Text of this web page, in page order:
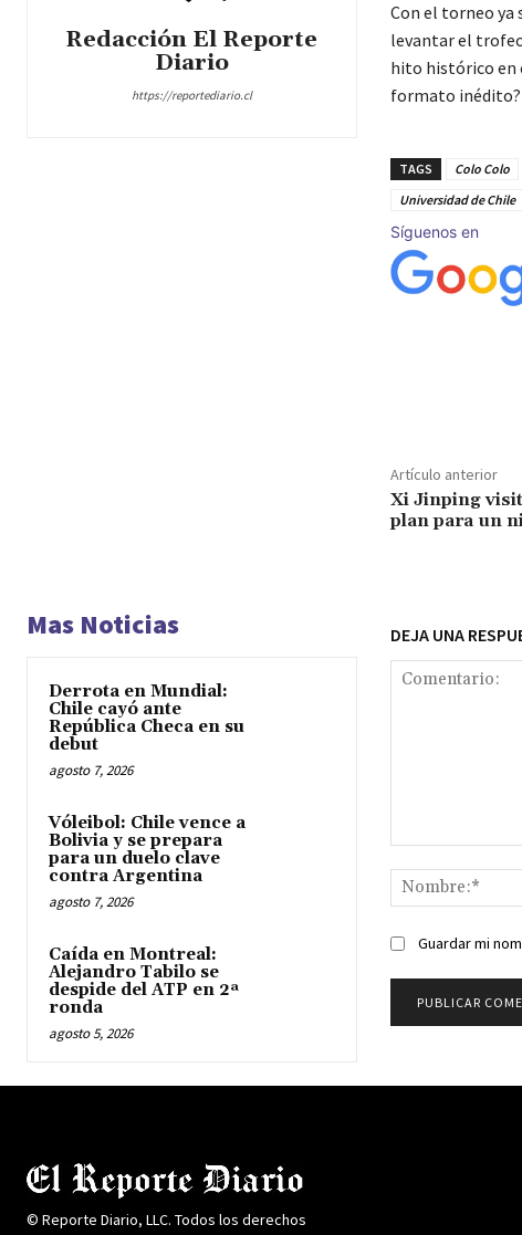
Redacción El Reporte
Diario
https://reportediario.cl
Con el torneo
levantar el
hito histórico en
formato inédito?
TAGS Colo Colo
Universidad de Chile
Síguenos en
Artículo anterior
Xi Jinping
plan para un
Mas Noticias
Derrota en Mundial:
Chile cayó ante
República Checa en su
debut
agosto 7, 2026
Vóleibol: Chile vence a
Bolivia y se prepara
para un duelo clave
contra Argentina
agosto 7, 2026
Caída en Montreal:
Alejandro Tabilo se
despide del ATP en 2ª
ronda
agosto 5, 2026
DEJA UNA
Guardar mi
© Reporte Diario, LLC. Todos los derechos